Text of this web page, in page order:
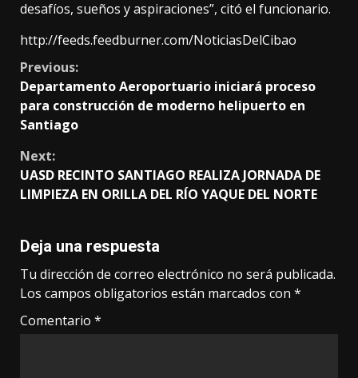
desafíos, sueños y aspiraciones”, citó el funcionario.
http://feeds.feedburner.com/NoticiasDelCibao
Continue
Reading
Previous:
Departamento Aeroportuario iniciará proceso
para construcción de moderno helipuerto en
Santiago
Next:
UASD RECINTO SANTIAGO REALIZA JORNADA DE
LIMPIEZA EN ORILLA DEL RÍO YAQUE DEL NORTE
Deja una respuesta
Tu dirección de correo electrónico no será publicada.
Los campos obligatorios están marcados con *
Comentario *